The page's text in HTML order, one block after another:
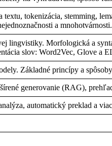
textu,tokenizácia, stemming,
amnohotvárnosti.
lingvistiky.Morfologická a
slov: Word2Vec, Glove a
. Základné princípy aspôsoby
generovanie (RAG),
,automatický preklad a